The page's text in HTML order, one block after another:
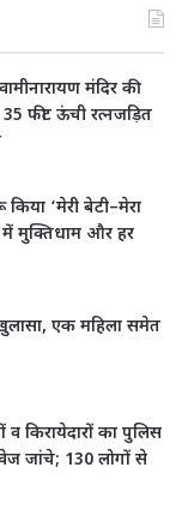
मंदिर की
फीट ऊंची रत्नजड़ित
‘मेरी बेटी–मेरा
में मुक्तिधाम और हर
एक महिला समेत
व किरायेदारों का पुलिस
जांचे; 130 लोगों से